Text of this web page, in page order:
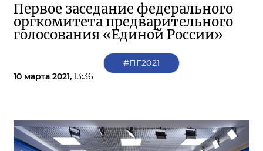
Первое заседание федерального
оргкомитета предварительного
голосования «Единой России»
10 марта 2021, 13:36
#ПГ2021